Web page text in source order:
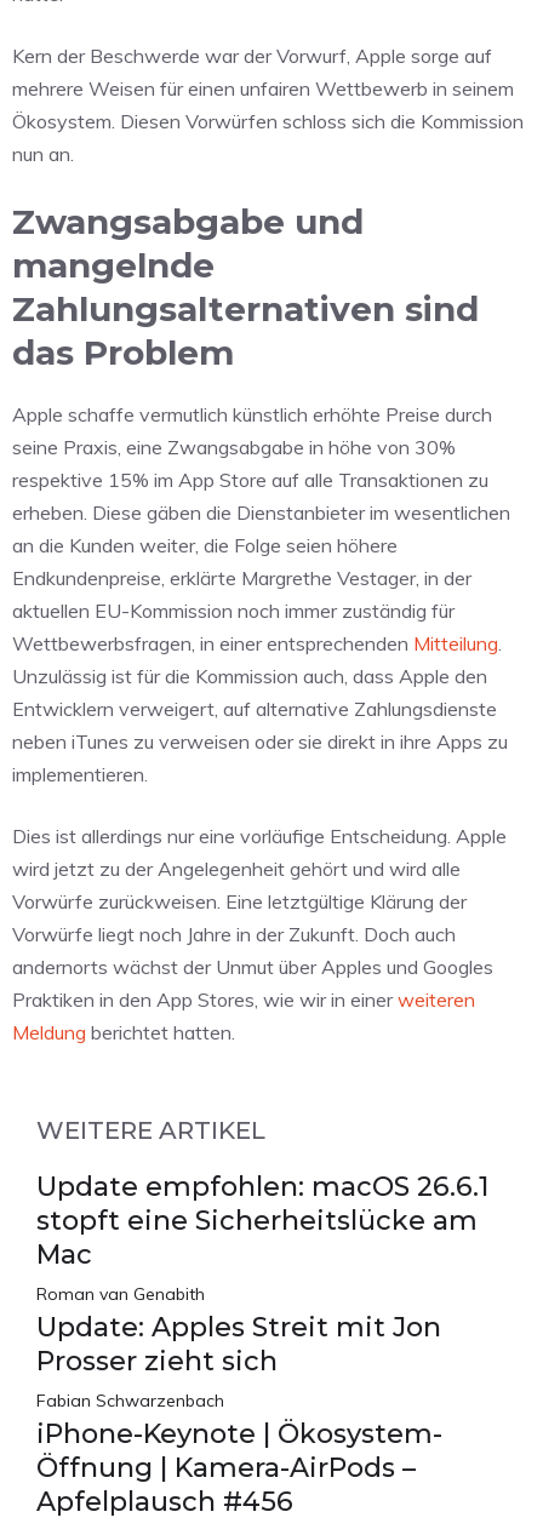
Kern der Beschwerde war der Vorwurf, Apple sorge auf
mehrere Weisen für einen unfairen Wettbewerb in seinem
Ökosystem. Diesen Vorwürfen schloss sich die Kommission
nun an.
Zwangsabgabe und
mangelnde
Zahlungsalternativen sind
das Problem
Apple schaffe vermutlich künstlich erhöhte Preise durch
seine Praxis, eine Zwangsabgabe in höhe von 30%
respektive 15% im App Store auf alle Transaktionen zu
erheben. Diese gäben die Dienstanbieter im wesentlichen
an die Kunden weiter, die Folge seien höhere
Endkundenpreise, erklärte Margrethe Vestager, in der
aktuellen EU-Kommission noch immer zuständig für
Wettbewerbsfragen, in einer entsprechenden Mitteilung.
Unzulässig ist für die Kommission auch, dass Apple den
Entwicklern verweigert, auf alternative Zahlungsdienste
neben iTunes zu verweisen oder sie direkt in ihre Apps zu
implementieren.
Dies ist allerdings nur eine vorläufige Entscheidung. Apple
wird jetzt zu der Angelegenheit gehört und wird alle
Vorwürfe zurückweisen. Eine letztgültige Klärung der
Vorwürfe liegt noch Jahre in der Zukunft. Doch auch
andernorts wächst der Unmut über Apples und Googles
Praktiken in den App Stores, wie wir in einerweiteren
Meldung berichtet hatten.
WEITERE ARTIKEL
Update empfohlen: macOS 26.6.1
stopft eine Sicherheitslücke am
Mac
Roman van Genabith
Update: Apples Streit mit Jon
Prosser zieht sich
Fabian Schwarzenbach
iPhone-Keynote | Ökosystem-
Öffnung | Kamera-AirPods –
Apfelplausch #456